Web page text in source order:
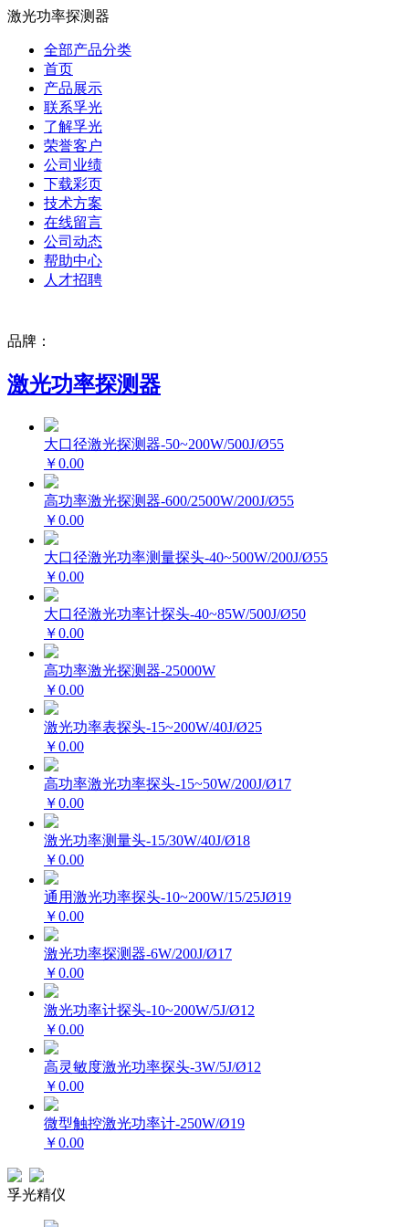
激光功率探测器
全部产品分类
首页
产品展示
联系孚光
了解孚光
荣誉客户
公司业绩
下载彩页
技术方案
在线留言
公司动态
帮助中心
人才招聘
品牌：
激光功率探测器
大口径激光探测器-50~200W/500J/Ø55
￥0.00
高功率激光探测器-600/2500W/200J/Ø55
￥0.00
大口径激光功率测量探头-40~500W/200J/Ø55
￥0.00
大口径激光功率计探头-40~85W/500J/Ø50
￥0.00
高功率激光探测器-25000W
￥0.00
激光功率表探头-15~200W/40J/Ø25
￥0.00
高功率激光功率探头-15~50W/200J/Ø17
￥0.00
激光功率测量头-15/30W/40J/Ø18
￥0.00
通用激光功率探头-10~200W/15/25JØ19
￥0.00
激光功率探测器-6W/200J/Ø17
￥0.00
激光功率计探头-10~200W/5J/Ø12
￥0.00
高灵敏度激光功率探头-3W/5J/Ø12
￥0.00
微型触控激光功率计-250W/Ø19
￥0.00
孚光精仪